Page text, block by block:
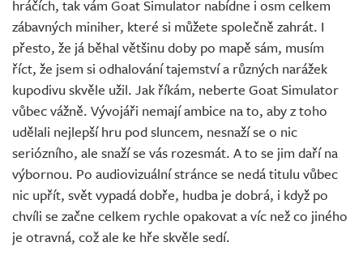
hráčích, tak vám Goat Simulator nabídne i osm celkem
zábavných miniher, které si můžete společně zahrát. I
přesto, že já běhal většinu doby po mapě sám, musím
říct, že jsem si odhalování tajemství a různých narážek
kupodivu skvěle užil. Jak říkám, neberte Goat Simulator
vůbec vážně. Vývojáři nemají ambice na to, aby z toho
udělali nejlepší hru pod sluncem, nesnaží se o nic
seriózního, ale snaží se vás rozesmát. A to se jim daří na
výbornou. Po audiovizuální stránce se nedá titulu vůbec
nic upřít, svět vypadá dobře, hudba je dobrá, i když po
chvíli se začne celkem rychle opakovat a víc než co jiného
je otravná, což ale ke hře skvěle sedí.